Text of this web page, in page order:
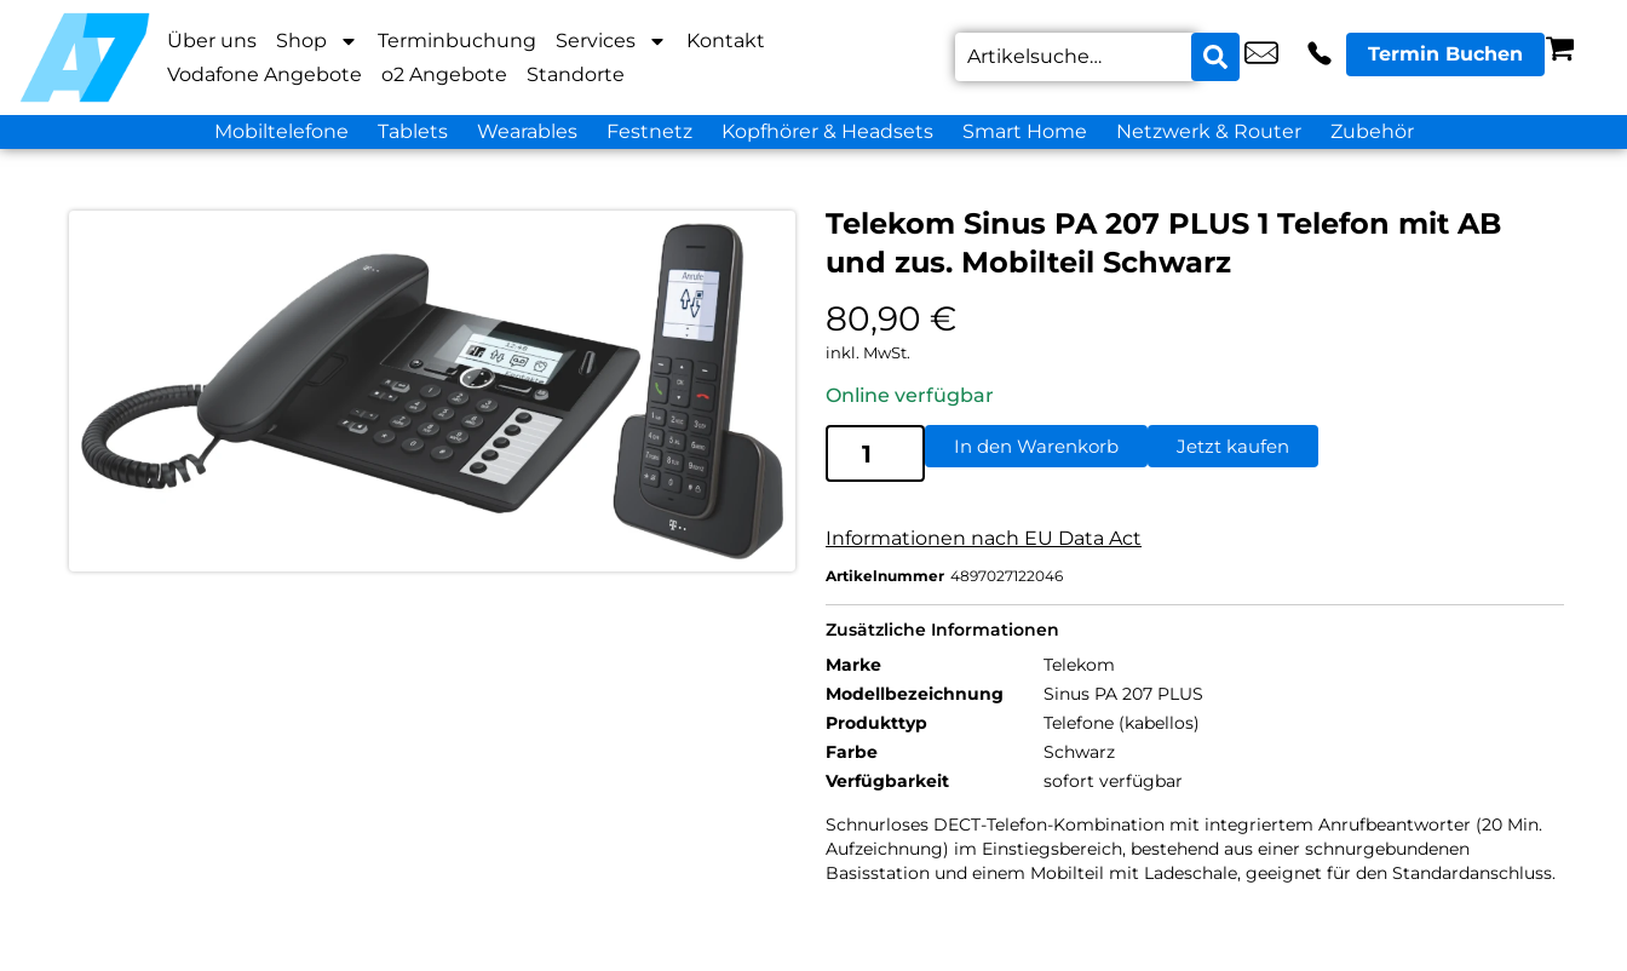
Über uns Shop Terminbuchung Services
Kontakt
Vodafone Angebote
o2 Angebote Standorte
Termin Buchen
Mobiltelefone Tablets Wearables Festnetz Kopfhörer & Headsets Smart Home Netzwerk & Router Zubehör
Telekom Sinus PA 207 PLUS 1 Telefon mit AB
und zus. Mobilteil Schwarz
80,90 €
inkl. MwSt.
Online verfügbar
In den Warenkorb Jetzt kaufen
Informationen nach EU Data Act
Artikelnummer 4897027122046
Zusätzliche Informationen
Marke
Telekom
Modellbezeichnung
Sinus PA 207 PLUS
Produkttyp
Telefone (kabellos)
Farbe
Schwarz
Verfügbarkeit
sofort verfügbar
Schnurloses DECT-Telefon-Kombination mit integriertem Anrufbeantworter (20 Min.
Aufzeichnung) im Einstiegsbereich, bestehend aus einer schnurgebundenen
Basisstation und einem Mobilteil mit Ladeschale, geeignet für den Standardanschluss.